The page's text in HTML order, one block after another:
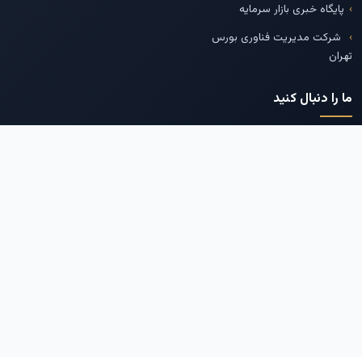
پایگاه خبری بازار سرمایه
شرکت مدیریت فناوری بورس
تهران
ما را دنبال کنید